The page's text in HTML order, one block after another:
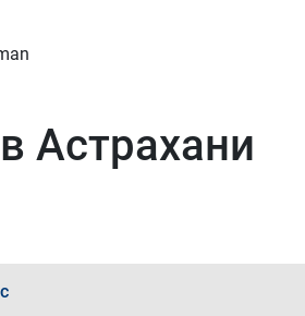
Астрахани